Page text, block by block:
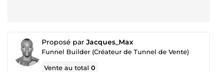
Proposé par Jacques_Max
Funnel Builder (Créateur de Tunnel de Vente)
Vente au total0